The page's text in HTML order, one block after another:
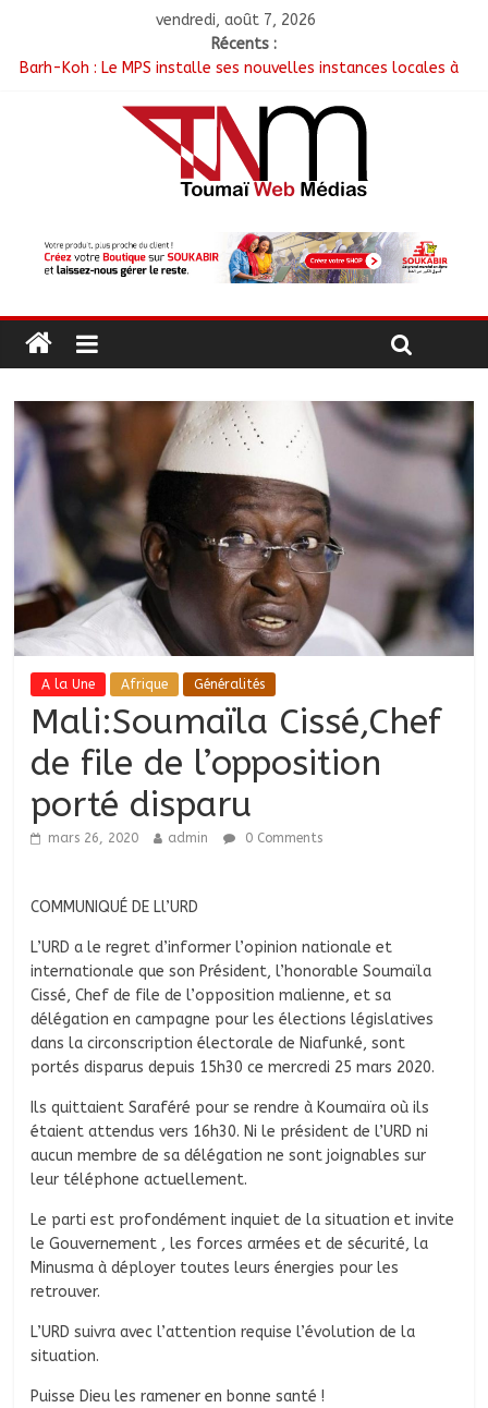
vendredi, août 7, 2026
Récents :
Barh-Koh : Le MPS installe ses nouvelles instances locales à
Borkou : Recrudescence des braquages sur l’axe Faya-Kalaït
N’Djamena : Le maire intensifie le suivi des chantiers
Moyen-Chari : Les nouveaux bacheliers orientés vers leur
Oum-Hadjer : L’ADESC offre des semences certifiées aux
producteurs de cinq villages
A la Une Afrique Généralités
Mali:Soumaïla Cissé,Chef
de file de l’opposition
porté disparu
mars 26, 2020 admin 0 Comments
COMMUNIQUÉ DE Ll’URD
L’URD a le regret d’informer l’opinion nationale et
internationale que son Président, l’honorable Soumaïla
Cissé, Chef de file de l’opposition malienne, et sa
délégation en campagne pour les élections législatives
dans la circonscription électorale de Niafunké, sont
portés disparus depuis 15h30 ce mercredi 25 mars 2020.
Ils quittaient Saraféré pour se rendre à Koumaïra où ils
étaient attendus vers 16h30. Ni le président de l’URD ni
aucun membre de sa délégation ne sont joignables sur
leur téléphone actuellement.
Le parti est profondément inquiet de la situation et invite
le Gouvernement , les forces armées et de sécurité, la
Minusma à déployer toutes leurs énergies pour les
retrouver.
L’URD suivra avec l’attention requise l’évolution de la
situation.
Puisse Dieu les ramener en bonne santé !